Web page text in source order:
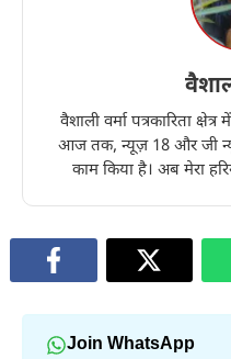
वैशाली वर्मा पत्रकारिता
आज तक, न्यूज़ 18 और जी
काम किया है। अब मेरा
Join WhatsApp